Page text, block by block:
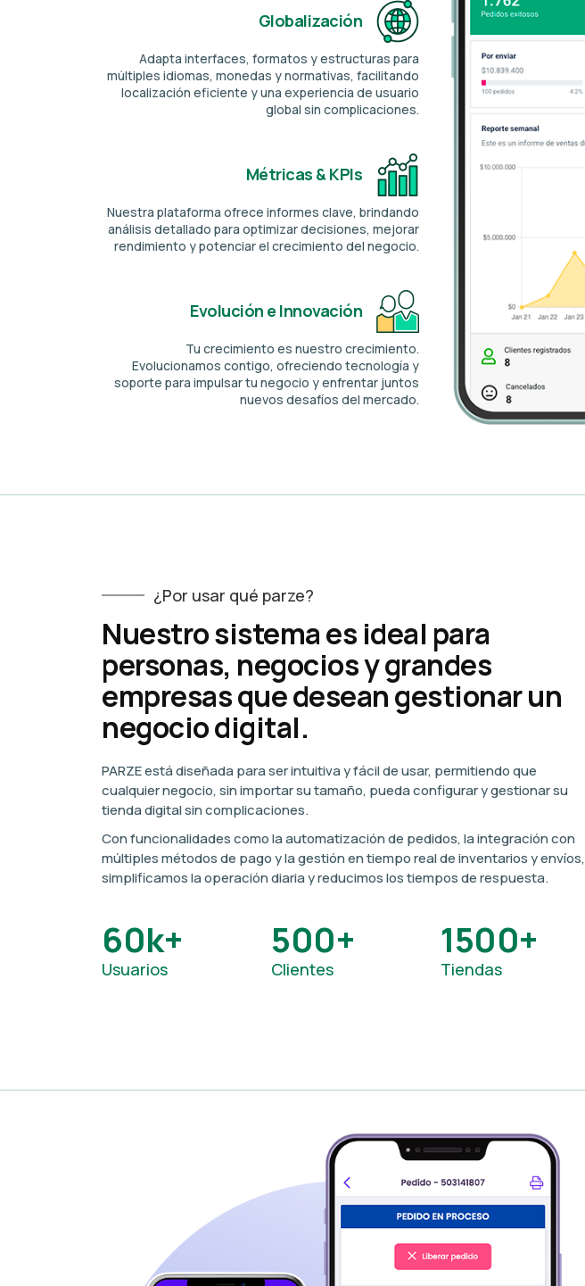
Globalización
Adapta interfaces, formatos y estructuras para
múltiples idiomas, monedas y normativas, facilitando
localización eficiente y una experiencia de usuario
global sin complicaciones.
Métricas & KPIs
Nuestra plataforma ofrece informes clave, brindando
análisis detallado para optimizar decisiones, mejorar
rendimiento y potenciar el crecimiento del negocio.
Evolución e Innovación
Tu crecimiento es nuestro crecimiento.
Evolucionamos contigo, ofreciendo tecnología y
soporte para impulsar tu negocio y enfrentar juntos
nuevos desafíos del mercado.
¿Por usar qué parze?
Nuestro sistema es ideal para
personas, negocios y grandes
empresas que desean gestionar un
negocio digital.
PARZE está diseñada para ser intuitiva y fácil de usar, permitiendo que
cualquier negocio, sin importar su tamaño, pueda configurar y gestionar su
tienda digital sin complicaciones.
Con funcionalidades como la automatización de pedidos, la integración con
múltiples métodos de pago y la gestión en tiempo real de inventarios y envíos,
simplificamos la operación diaria y reducimos los tiempos de respuesta.
60k+
Usuarios
500+
Clientes
1500+
Tiendas